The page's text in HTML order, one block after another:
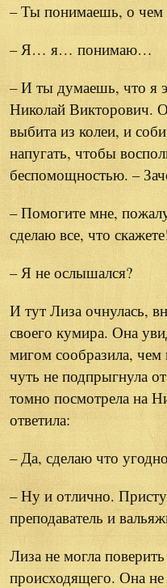
– Ты понимаешь, о чем
– Я… я… понимаю…
– И ты думаешь, что я
Николай Викторович.
выбита из колеи, и
напугать, чтобы
беспомощностью. –
– Помогите мне,
сделаю все, что
– Я не ослышался?
И тут Лиза очнулась,
своего кумира. Она
мигом сообразила, чем
чуть не подпрыгнула
томно посмотрела на
ответила:
– Да, сделаю что
– Ну и отлично.
преподаватель и
Лиза не могла
происходящего. Она